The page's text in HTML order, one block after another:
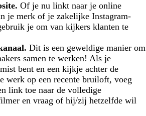
Of je nu linkt naar je online
je merk of je zakelijke Instagram-
je om van kijkers klanten te
Dit is een geweldige manier om
samen te werken! Als je
bent en een kijkje achter de
werk op een recente bruiloft, voeg
link toe naar de volledige
en vraag of hij/zij hetzelfde wil